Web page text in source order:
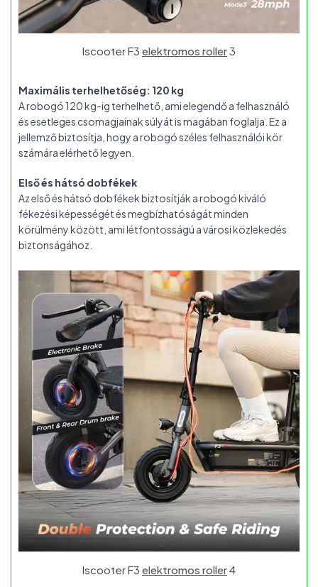
Iscooter F3 elektromos roller3
Maximális terhelhetőség: 120 kg
A robogó 120 kg-ig terhelhető, ami elegendő a felhasználó
és esetleges csomagjainak súlyát is magában foglalja. Ez a
jellemző biztosítja, hogy a robogó széles felhasználói kör
számára elérhető legyen.
Első és hátsó dobfékek
Az első és hátsó dobfékek biztosítják a robogó kiváló
fékezési képességét és megbízhatóságát minden
körülmény között, ami létfontosságú a városi közlekedés
biztonságához.
Iscooter F3 elektromos roller4